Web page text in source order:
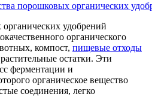
порошковых органических
удобрений
органического
компост, пищевые отходы
остатки. Эти
ферментации и
органическое вещество
соединения, легко